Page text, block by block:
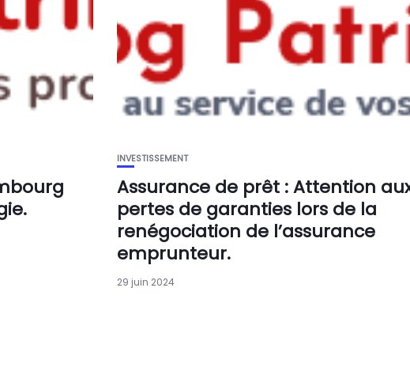
INVESTISSEMENT
Assurance de prêt : Attention
pertes de garanties lors de la
renégociation de l’assurance
emprunteur.
29 juin 2024